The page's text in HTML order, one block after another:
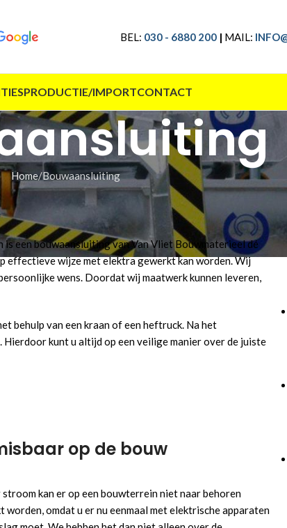
BEL: 030 - 6880 200 | MAIL:
PRODUCTIE/IMPORTCONTACT
Home Bouwaansluiting
een bouwaansluiting van Van Vliet Bouwmaterieel dé
effectieve wijze met elektra gewerkt kan worden. Wij
wens. Doordat wij maatwerk kunnen leveren,
behulp van een kraan of een heftruck. Na het
kunt u altijd op een veilige manier over de juiste
op de bouw
stroom kan er op een bouwterrein niet naar behoren
worden, omdat u er nu eenmaal met elektrische apparaten